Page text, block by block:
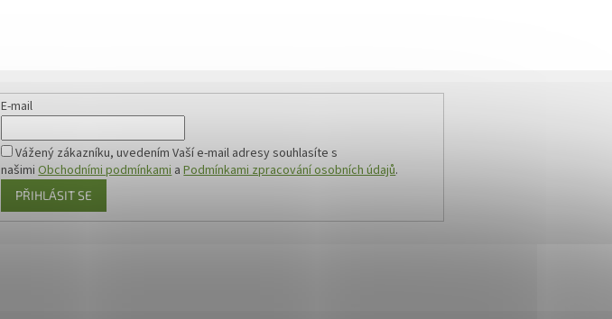
E-mail
Vážený zákazníku, uvedením Vaší e-mail adresy souhlasíte s
našimiObchodními podmínkami aPodmínkami zpracování osobních údajů.
PŘIHLÁSIT SE